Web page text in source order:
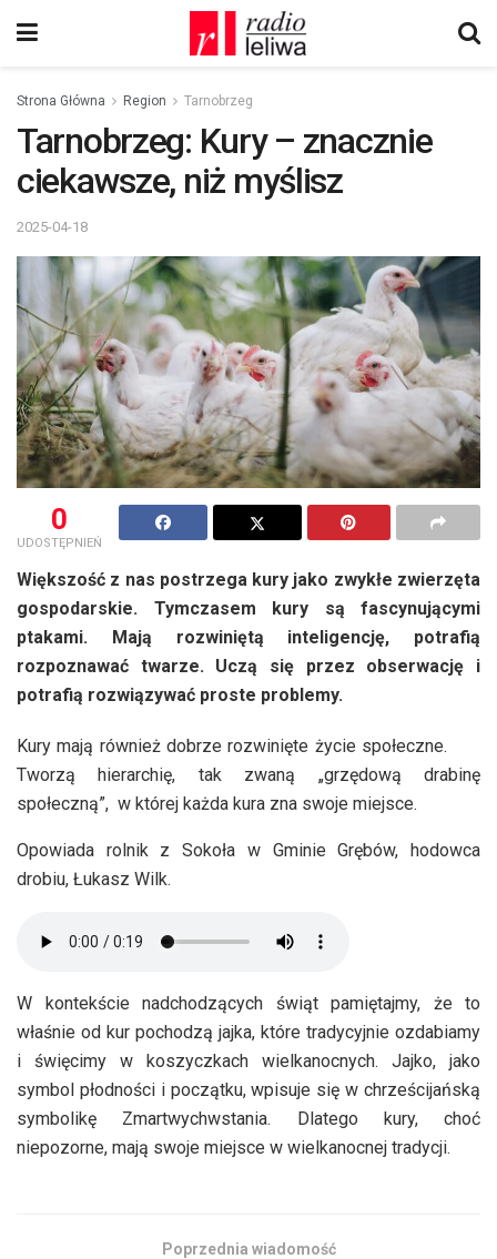
Strona Główna Region Tarnobrzeg
Tarnobrzeg: Kury – znacznie
ciekawsze, niż myślisz
2025-04-18
0
UDOSTĘPNIEŃ
Większość z nas postrzega kury jako zwykłe zwierzęta
gospodarskie. Tymczasem kury są fascynującymi
ptakami. Mają rozwiniętą inteligencję, potrafią
rozpoznawać twarze. Uczą się przez obserwację i
potrafią rozwiązywać proste problemy.
Kury mają również dobrze rozwinięte życie społeczne.
Tworzą hierarchię, tak zwaną „grzędową drabinę
społeczną”, w której każda kura zna swoje miejsce.
Opowiada rolnik z Sokoła w Gminie Grębów, hodowca
drobiu, Łukasz Wilk.
W kontekście nadchodzących świąt pamiętajmy, że to
właśnie od kur pochodzą jajka, które tradycyjnie ozdabiamy
i święcimy w koszyczkach wielkanocnych. Jajko, jako
symbol płodności i początku, wpisuje się w chrześcijańską
symbolikę Zmartwychwstania. Dlatego kury, choć
niepozorne, mają swoje miejsce w wielkanocnej tradycji.
Poprzednia wiadomość